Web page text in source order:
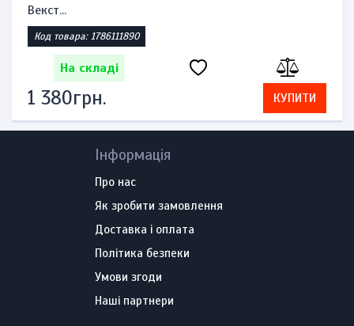
Векст...
Код товара: 1786111890
На складі
1 380грн. КУПИТИ
Інформація
Про нас
Як зробити замовлення
Доставка і оплата
Політика безпеки
Умови згоди
Наші партнери